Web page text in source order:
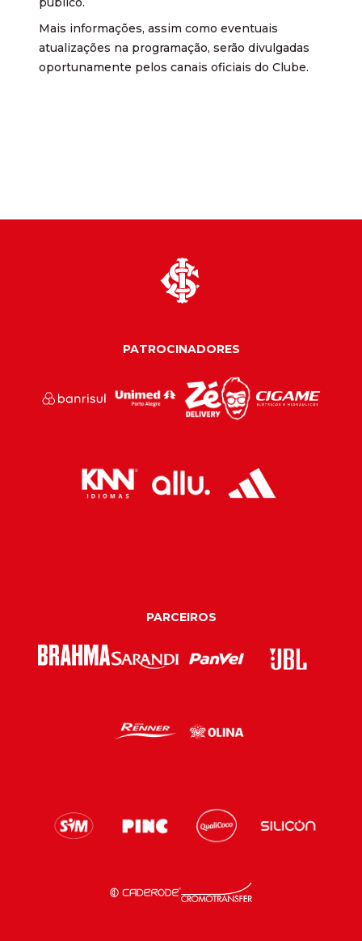
Mais informações, assim como eventuais
atualizações na programação, serão divulgadas
oportunamente pelos canais oficiais do Clube.
PATROCINADORES
PARCEIROS